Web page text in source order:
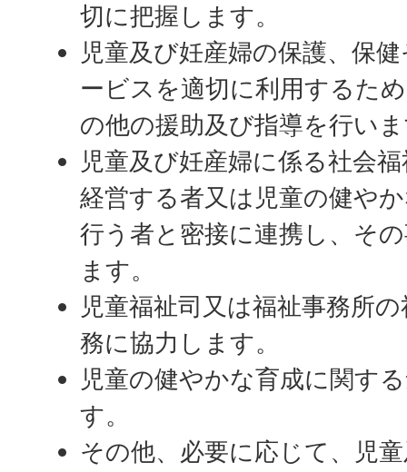
切に把握します。
児童及び妊産婦の保護、保
ービスを適切に利用するた
の他の援助及び指導を行い
児童及び妊産婦に係る社会
経営する者又は児童の健や
行う者と密接に連携し、そ
ます。
児童福祉司又は福祉事務所
務に協力します。
児童の健やかな育成に関す
す。
その他、必要に応じて、児